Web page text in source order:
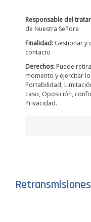
Responsable del
de Nuestra Señora
Finalidad: Gestionar y
contacto
Derechos: Puede
momento y ejercitar
Portabilidad,
caso, Oposición,
Privacidad.
Retransmisiones